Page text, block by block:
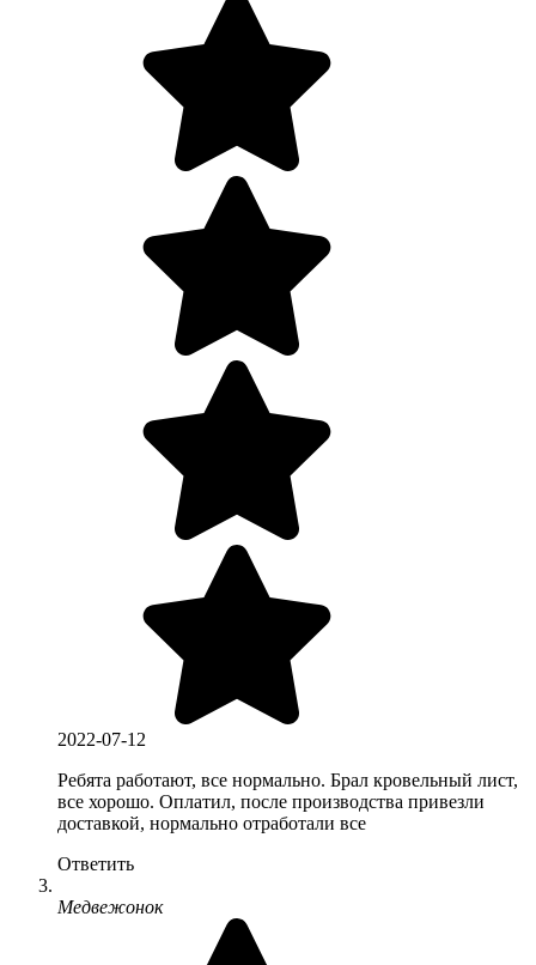
2022-07-12
Ребята работают, все нормально. Брал кровельный лист,
все хорошо. Оплатил, после производства привезли
доставкой, нормально отработали все
Ответить
Медвежонок